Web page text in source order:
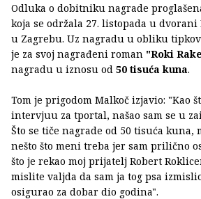
Odluka o dobitniku nagrade
koja se održala 27. listopada u
u Zagrebu. Uz nagradu u obliku
je za svoj nagrađeni roman "Roki
nagradu u iznosu od 50 tisuća kuna.
Tom je prigodom Malkoč izjavio: "Kao
intervjuu za tportal, našao sam se u
Što se tiče nagrade od 50 tisuća kuna,
nešto što meni treba jer sam prilično
što je rekao moj prijatelj Robert
mislite valjda da sam ja tog psa
osigurao za dobar dio godina".